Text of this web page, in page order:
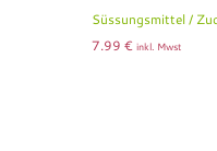
Süssungsmittel /
7.99 € inkl. Mwst